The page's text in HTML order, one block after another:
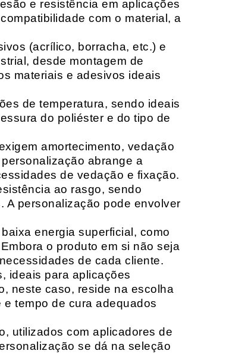
e resistência em aplicações
com o material, a
(acrílico, borracha, etc.) e
desde montagem de
materiais e adesivos ideais
de temperatura, sendo ideais
do poliéster e do tipo de
amortecimento, vedação
abrange a
de vedação e fixação.
ao rasgo, sendo
A personalização pode envolver
energia superficial, como
o produto em si não seja
de cada cliente.
ideais para aplicações
neste caso, reside na escolha
tempo de cura adequados
utilizados com aplicadores de
se dá na seleção